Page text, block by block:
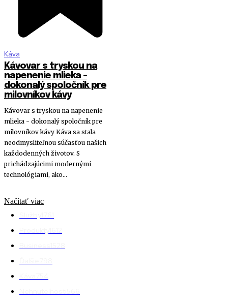
Káva
Kávovar s tryskou na
napenenie mlieka –
dokonalý spoločník pre
milovníkov kávy
Kávovar s tryskou na napenenie
mlieka - dokonalý spoločník pre
milovníkov kávy Káva sa stala
neodmysliteľnou súčasťou našich
každodenných životov. S
prichádzajúcimi modernými
technológiami, ako...
Načítať viac